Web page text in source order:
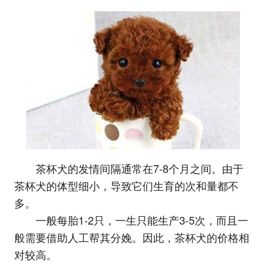
茶杯犬的发情间隔通常在7-8个月之间。由于
茶杯犬的体型细小，导致它们生育的次和量都不
多。
一般每胎1-2只，一生只能生产3-5次，而且一
般需要借助人工帮其分娩。因此，茶杯犬的价格相
对较高。